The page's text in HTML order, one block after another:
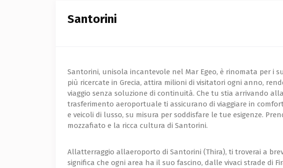
Santorini
Santorini, unisola incantevole nel Mar Egeo, è rinomata per i
più ricercate in Grecia, attira milioni di visitatori ogni anno,
viaggio senza soluzione di continuità. Che tu stia arrivando
trasferimento aeroportuale ti assicurano di viaggiare in
e veicoli di lusso, su misura per soddisfare le tue esigenze.
mozzafiato e la ricca cultura di Santorini.
Allatterraggio allaeroporto di Santorini (Thira), ti troverai a
significa che ogni area ha il suo fascino, dalle vivaci strade di